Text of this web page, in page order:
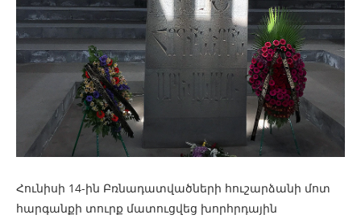
Հունիսի 14-ին Բռնադատվածների հուշարձանի մոտ
հարգանքի տուրք մատուցվեց խորհրդային